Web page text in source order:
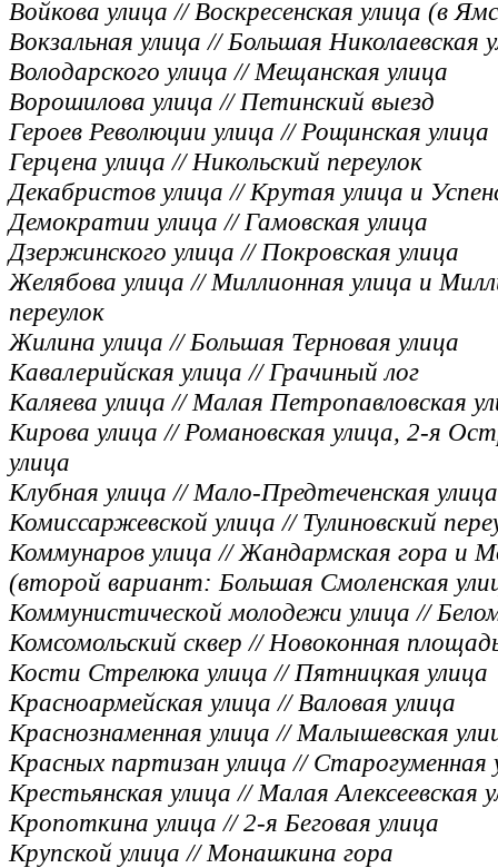
Войкова улица // Воскресенская улица (в
Вокзальная улица // Большая Николаевская
Володарского улица // Мещанская улица
Ворошилова улица // Петинский выезд
Героев Революции улица // Рощинская улица
Герцена улица // Никольский переулок
Декабристов улица // Крутая улица и
Демократии улица // Гамовская улица
Дзержинского улица // Покровская улица
Желябова улица // Миллионная улица и
переулок
Жилина улица // Большая Терновая улица
Кавалерийская улица // Грачиный лог
Каляева улица // Малая Петропавловская
Кирова улица // Романовская улица, 2-я
улица
Клубная улица // Мало-Предтеченская улица
Комиссаржевской улица // Тулиновский
Коммунаров улица // Жандармская гора и
(второй вариант: Большая Смоленская
Коммунистической молодежи улица //
Комсомольский сквер // Новоконная
Кости Стрелюка улица // Пятницкая улица
Красноармейская улица // Валовая улица
Краснознаменная улица // Малышевская
Красных партизан улица // Старогуменная
Крестьянская улица // Малая Алексеевская
Кропоткина улица // 2-я Беговая улица
Крупской улица // Монашкина гора